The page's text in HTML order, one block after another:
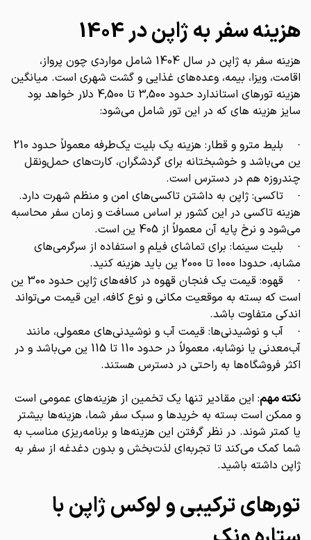
هزینه سفر به ژاپن در 1404
هزینه سفر به ژاپن در سال 1404 شامل مواردی چون پرواز،
اقامت، ویزا، بیمه، وعده‌های غذایی و گشت شهری است. میانگین
هزینه تورهای استاندارد حدود 3,500 تا 4,500 دلار خواهد بود
سایز هزینه های که در این تور شامل می‌شود:
·
بلیط مترو و قطار: هزینه یک بلیت یک‌طرفه معمولاً حدود 210
ین می‌باشد و خوشبختانه برای گردشگران، کارت‌های حمل‌ونقل
چندروزه هم در دسترس است.
·
تاکسی: ژاپن به داشتن تاکسی‌های امن و منظم شهرت دارد.
هزینه تاکسی در این کشور بر اساس مسافت و زمان سفر محاسبه
می‌شود و نرخ پایه آن معمولاً از 405 ین است.
·
بلیت سینما: برای تماشای فیلم و استفاده از سرگرمی‌های
مشابه، حدودا 1000 تا 2000 ین باید هزینه کنید.
·
قهوه: قیمت یک فنجان قهوه در کافه‌های ژاپن حدود 300 ین
است که بسته به موقعیت مکانی و نوع کافه، این قیمت می‌تواند
اندکی متفاوت باشد.
·
آب و نوشیدنی‌ها: قیمت آب و نوشیدنی‌های معمولی، مانند
آب‌معدنی یا نوشابه، معمولاً در حدود 110 تا 115 ین می‌باشد و در
اکثر فروشگاه‌ها به راحتی در دسترس هستند.
نکته مهم: این مقادیر تنها یک تخمین از هزینه‌های عمومی است
و ممکن است بسته به خریدها و سبک سفر شما، هزینه‌ها بیشتر
یا کمتر شوند. در نظر گرفتن این هزینه‌ها و برنامه‌ریزی مناسب به
شما کمک می‌کند تا تجربه‌ای لذت‌بخش و بدون دغدغه از سفر به
ژاپن داشته باشید.
تورهای ترکیبی و لوکس ژاپن با